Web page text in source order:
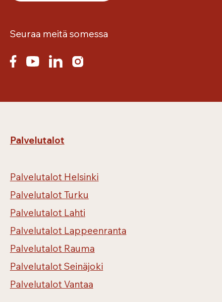
Seuraa meitä somessa
Palvelutalot
Palvelutalot Helsinki
Palvelutalot Turku
Palvelutalot Lahti
Palvelutalot Lappeenranta
Palvelutalot Rauma
Palvelutalot Seinäjoki
Palvelutalot Vantaa